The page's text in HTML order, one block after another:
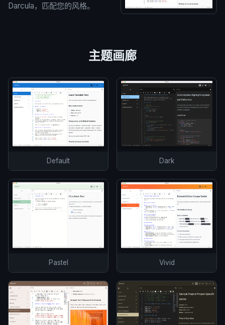
Darcula，匹配您的风格。
主题画廊
Default Dark
Pastel Vivid